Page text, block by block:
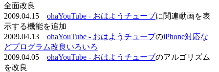
全面改良
2009.04.15 ohaYouTube - おはようチューブに関連動画を表
示する機能を追加
2009.04.13 ohaYouTube - おはようチューブのiPhone対応な
どプログラム改良いろいろ
2009.04.05 ohaYouTube - おはようチューブのアルゴリズム
を改良